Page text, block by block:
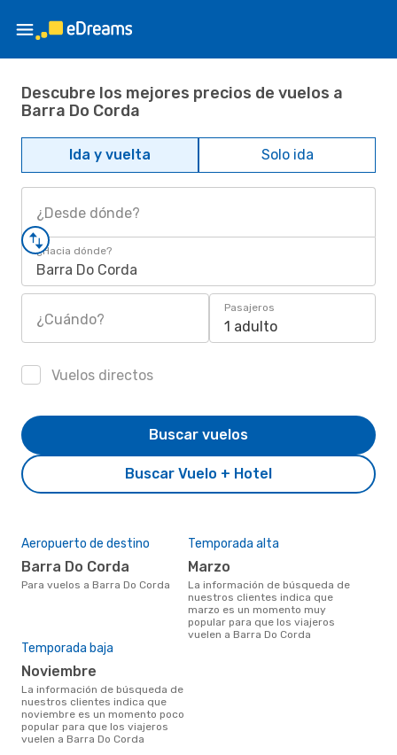
Descubre los mejores precios de vuelos a
Barra Do Corda
Ida y vuelta Solo ida
¿Desde dónde?
¿Hacia dónde?
Barra Do Corda
¿Cuándo?
Pasajeros
1 adulto
Vuelos directos
Buscar Vuelo + Hotel
Buscar vuelos
Aeropuerto de destino
Barra Do Corda
Para vuelos a Barra Do Corda
Temporada alta
marzo
La información de búsqueda de
nuestros clientes indica que
marzo es un momento muy
popular para que los viajeros
vuelen a Barra Do Corda
Temporada baja
noviembre
La información de búsqueda de
nuestros clientes indica que
noviembre es un momento poco
popular para que los viajeros
vuelen a Barra Do Corda